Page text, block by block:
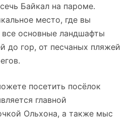
Байкал на пароме.
место, где вы
основные ландшафты
до гор, от песчаных пляжей
посетить посёлок
главной
Ольхона, а также мыс